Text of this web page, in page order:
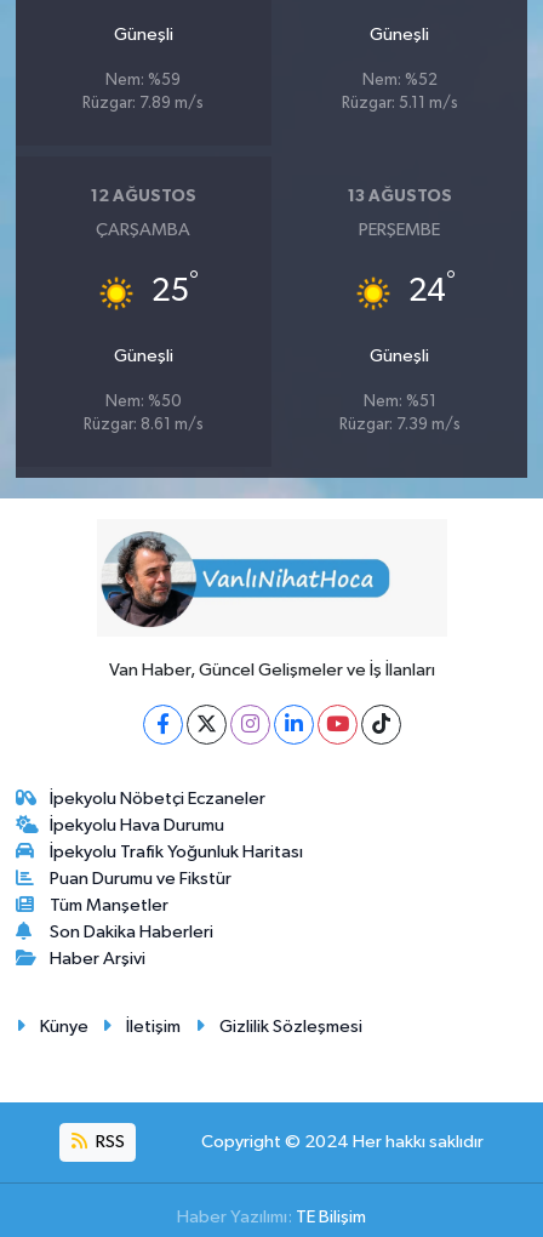
Güneşli
Nem: %59
Rüzgar: 7.89 m/s
Güneşli
Nem: %52
Rüzgar: 5.11 m/s
12 AĞUSTOS
ÇARŞAMBA
25°
Güneşli
Nem: %50
Rüzgar: 8.61 m/s
13 AĞUSTOS
PERŞEMBE
24°
Güneşli
Nem: %51
Rüzgar: 7.39 m/s
Van Haber, Güncel Gelişmeler ve İş İlanları
İpekyolu Nöbetçi Eczaneler
İpekyolu Hava Durumu
İpekyolu Trafik Yoğunluk Haritası
Puan Durumu ve Fikstür
Tüm Manşetler
Son Dakika Haberleri
Haber Arşivi
Künye İletişim Gizlilik Sözleşmesi
RSS Copyright © 2024 Her hakkı saklıdır
Haber Yazılımı: TE Bilişim